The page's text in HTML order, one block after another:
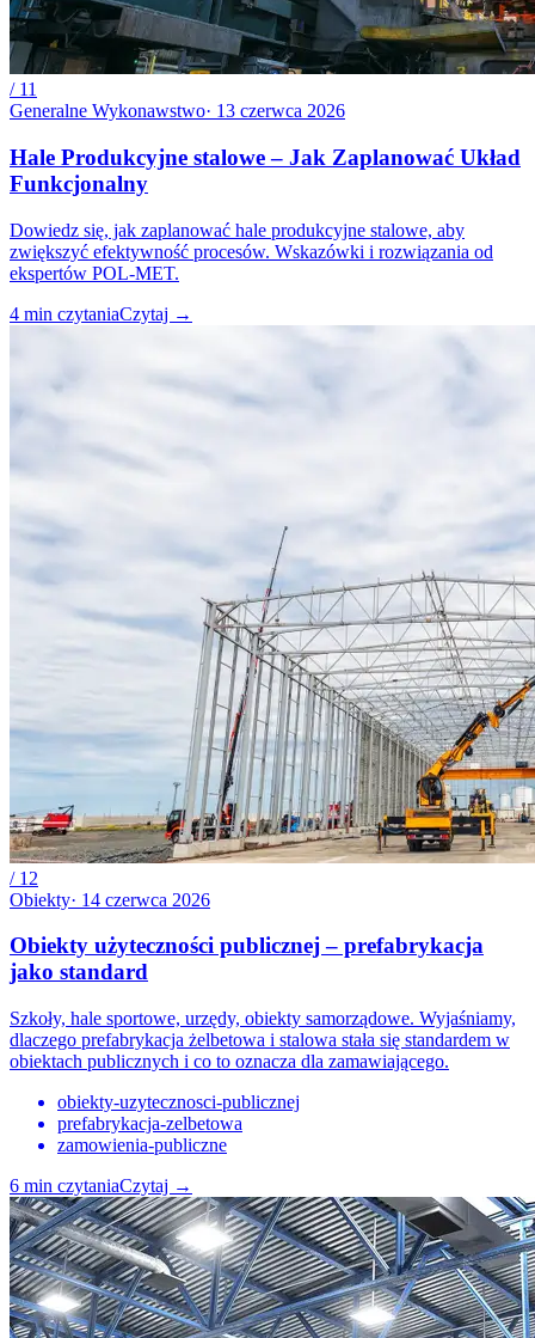
/ 11
Generalne Wykonawstwo· 13 czerwca 2026
Hale Produkcyjne stalowe – Jak Zaplanować Układ
Funkcjonalny
Dowiedz się, jak zaplanować hale produkcyjne stalowe, aby
zwiększyć efektywność procesów. Wskazówki i rozwiązania od
ekspertów POL-MET.
4 min czytaniaCzytaj →
/ 12
Obiekty· 14 czerwca 2026
Obiekty użyteczności publicznej – prefabrykacja
jako standard
Szkoły, hale sportowe, urzędy, obiekty samorządowe. Wyjaśniamy,
dlaczego prefabrykacja żelbetowa i stalowa stała się standardem w
obiektach publicznych i co to oznacza dla zamawiającego.
obiekty-uzytecznosci-publicznej
prefabrykacja-zelbetowa
zamowienia-publiczne
6 min czytaniaCzytaj →